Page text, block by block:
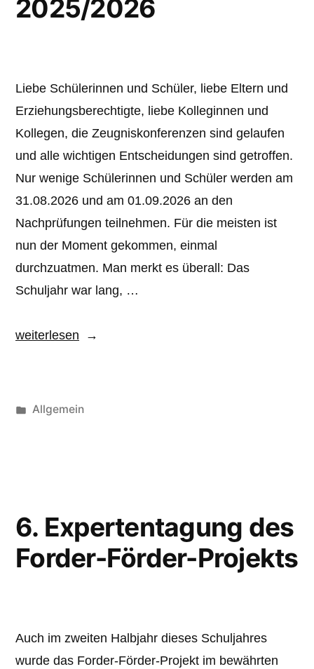
2025/2026
Liebe Schülerinnen und Schüler, liebe Eltern und
Erziehungsberechtigte, liebe Kolleginnen und
Kollegen, die Zeugniskonferenzen sind gelaufen
und alle wichtigen Entscheidungen sind getroffen.
Nur wenige Schülerinnen und Schüler werden am
31.08.2026 und am 01.09.2026 an den
Nachprüfungen teilnehmen. Für die meisten ist
nun der Moment gekommen, einmal
durchzuatmen. Man merkt es überall: Das
Schuljahr war lang, …
„Schulleitungsbrief
2025/2026“
weiterlesen
Veröffentlicht
Allgemein
6. Expertentagung des
Forder-Förder-Projekts
Auch im zweiten Halbjahr dieses Schuljahres
wurde das Forder-Förder-Projekt im bewährten